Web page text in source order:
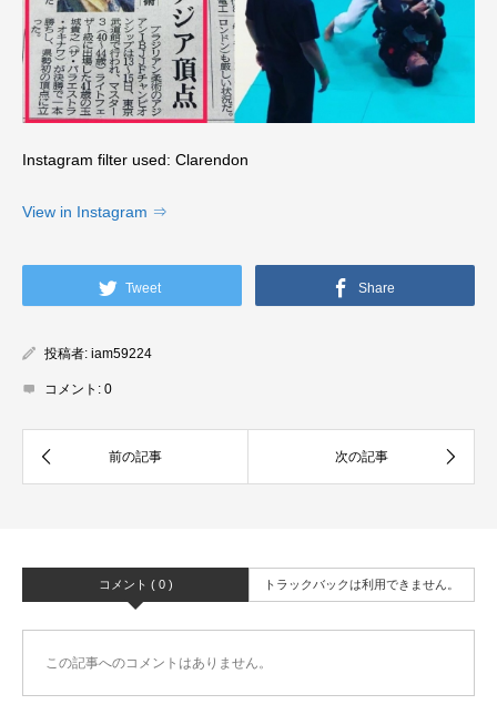
Instagram filter used: Clarendon
View in Instagram ⇒
Tweet Share
投稿者: iam59224
コメント: 0
コメント ( 0 ) トラックバックは利用できません。
この記事へのコメントはありません。